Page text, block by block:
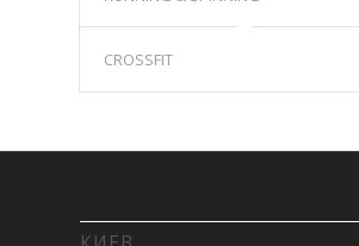
CROSSFIT